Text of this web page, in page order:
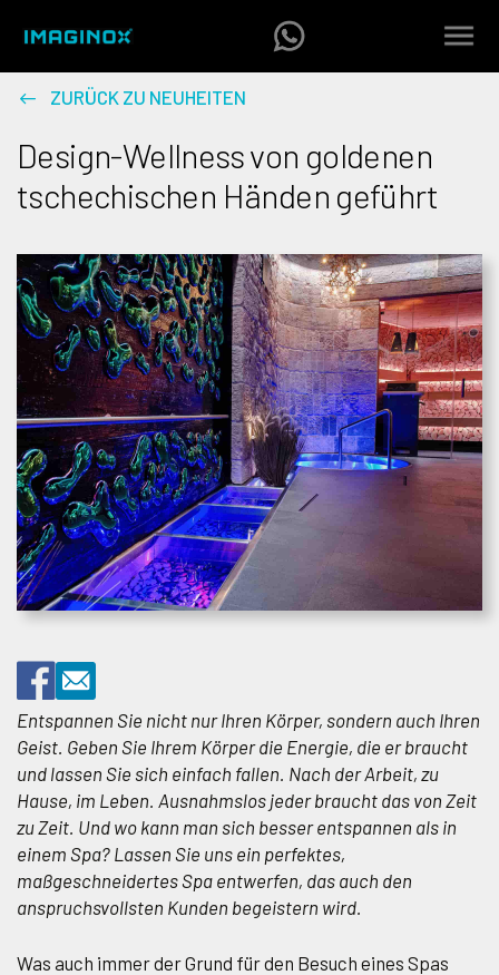
ZURÜCK ZU NEUHEITEN
Design-Wellness von goldenen
tschechischen Händen geführt
Entspannen Sie nicht nur Ihren Körper, sondern auch Ihren
Geist. Geben Sie Ihrem Körper die Energie, die er braucht
und lassen Sie sich einfach fallen. Nach der Arbeit, zu
Hause, im Leben. Ausnahmslos jeder braucht das von Zeit
zu Zeit. Und wo kann man sich besser entspannen als in
einem Spa? Lassen Sie uns ein perfektes,
maßgeschneidertes Spa entwerfen, das auch den
anspruchsvollsten Kunden begeistern wird.
Was auch immer der Grund für den Besuch eines Spas